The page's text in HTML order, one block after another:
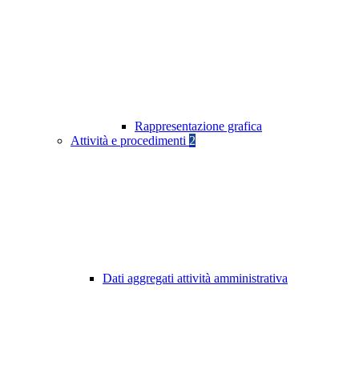
Rappresentazione grafica
Attività e procedimenti 2
Dati aggregati attività amministrativa